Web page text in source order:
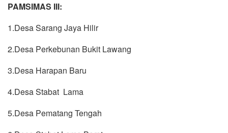
PAMSIMAS III:
1.Desa Sarang Jaya Hilir
2.Desa Perkebunan Bukit Lawang
3.Desa Harapan Baru
4.Desa Stabat Lama
5.Desa Pematang Tengah